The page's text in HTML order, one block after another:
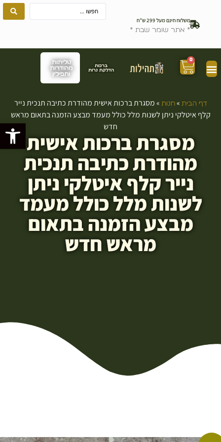
פתח
משלוח חינם מעל 299 ש”ח
* אתר שומר שבת *
ברכות
הדלקת נרות
טליתות
מהודרות
ותפילין
0
דף הבית »חנות »מסגרת ברכות אישית מהודרת כתיבה תנכית נייר
קלף איטלקי ניתן לשנות מלל כולל מעמד מבצע הזמנה בתאום מראש
חדש
מסגרת ברכות אישית
מהודרת כתיבה תנכית
נייר קלף איטלקי ניתן
לשנות מלל כולל מעמד
מבצע הזמנה בתאום
מראש חדש